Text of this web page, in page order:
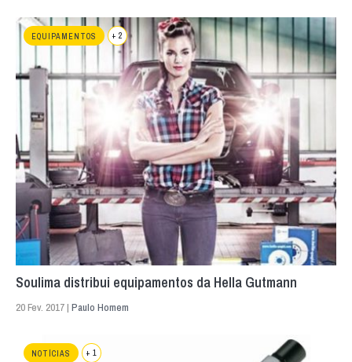
EQUIPAMENTOS + 2
Soulima distribui equipamentos da Hella Gutmann
20 Fev. 2017 | Paulo Homem
NOTÍCIAS + 1